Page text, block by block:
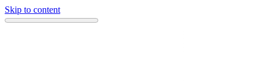
Skip to content